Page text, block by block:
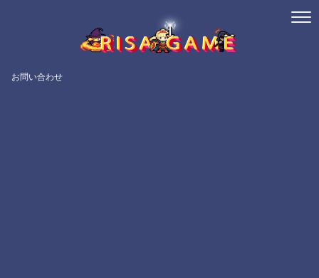
お問い合わせ